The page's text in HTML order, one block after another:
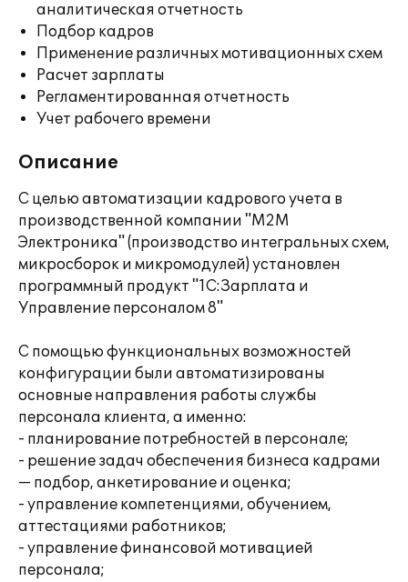
аналитическая отчетность
Подбор кадров
Применение различных мотивационных схем
Расчет зарплаты
Регламентированная отчетность
Учет рабочего времени
Описание
С целью автоматизации кадрового учета в
производственной компании "М2М
Электроника" (производство интегральных схем,
микросборок и микромодулей) установлен
программный продукт "1С:Зарплата и
Управление персоналом 8"
С помощью функциональных возможностей
конфигурации были автоматизированы
основные направления работы службы
персонала клиента, а именно:
- планирование потребностей в персонале;
- решение задач обеспечения бизнеса кадрами
— подбор, анкетирование и оценка;
- управление компетенциями, обучением,
аттестациями работников;
- управление финансовой мотивацией
персонала;